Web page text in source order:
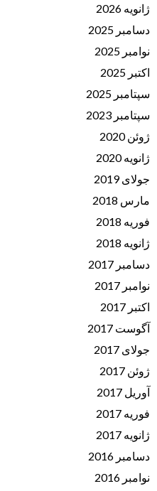
ژانویه 2026
دسامبر 2025
نوامبر 2025
اکتبر 2025
سپتامبر 2025
سپتامبر 2023
ژوئن 2020
ژانویه 2020
جولای 2019
مارس 2018
فوریه 2018
ژانویه 2018
دسامبر 2017
نوامبر 2017
اکتبر 2017
آگوست 2017
جولای 2017
ژوئن 2017
آوریل 2017
فوریه 2017
ژانویه 2017
دسامبر 2016
نوامبر 2016